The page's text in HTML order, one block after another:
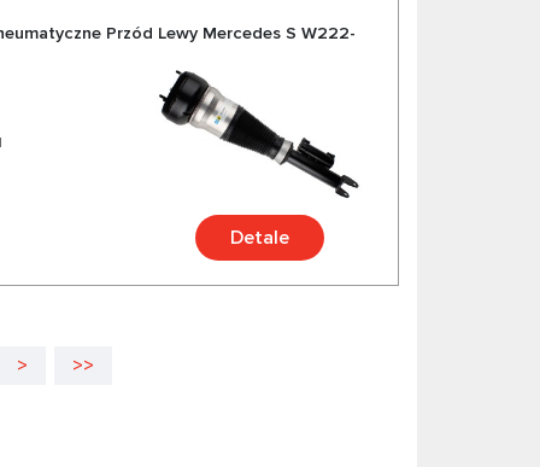
Przód Lewy Mercedes S W222-
Detale
> >>